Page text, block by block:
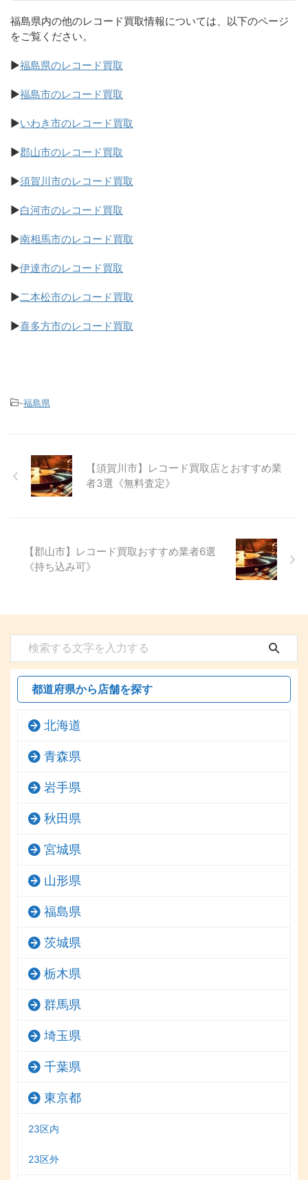
福島県内の他のレコード買取情報については、以下のページ
をご覧ください。
▶福島県のレコード買取
▶福島市のレコード買取
▶いわき市のレコード買取
▶郡山市のレコード買取
▶須賀川市のレコード買取
▶白河市のレコード買取
▶南相馬市のレコード買取
▶伊達市のレコード買取
▶二本松市のレコード買取
▶喜多方市のレコード買取
-福島県
【須賀川市】レコード買取店とおすすめ業
者3選《無料査定》
【郡山市】レコード買取おすすめ業者6選
《持ち込み可》
都道府県から店舗を探す
北海道
青森県
岩手県
秋田県
宮城県
山形県
福島県
茨城県
栃木県
群馬県
埼玉県
千葉県
東京都
23区内
23区外